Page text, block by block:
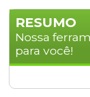
RESUMO
Nossa
para você!
A Feira